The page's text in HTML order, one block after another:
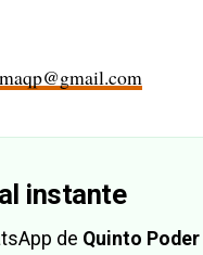
instante
de Quinto Poder